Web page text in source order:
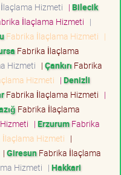
Hizmeti | Bilecik
İlaçlama Hizmeti |
Fabrika İlaçlama Hizmeti |
Fabrika İlaçlama
Hizmeti | Çankırı Fabrika
Hizmeti | Denizli
Fabrika İlaçlama Hizmeti |
Fabrika İlaçlama
| ErzurumFabrika
Hizmeti |
| GiresunFabrika İlaçlama
Hizmeti | Hakkari